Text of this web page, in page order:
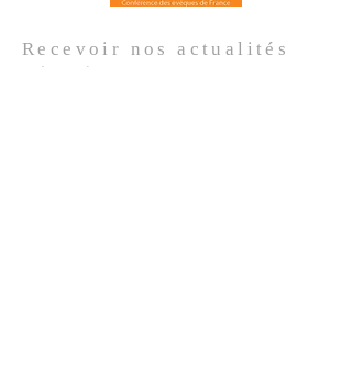
Recevoir nosactualités
Prénom
*